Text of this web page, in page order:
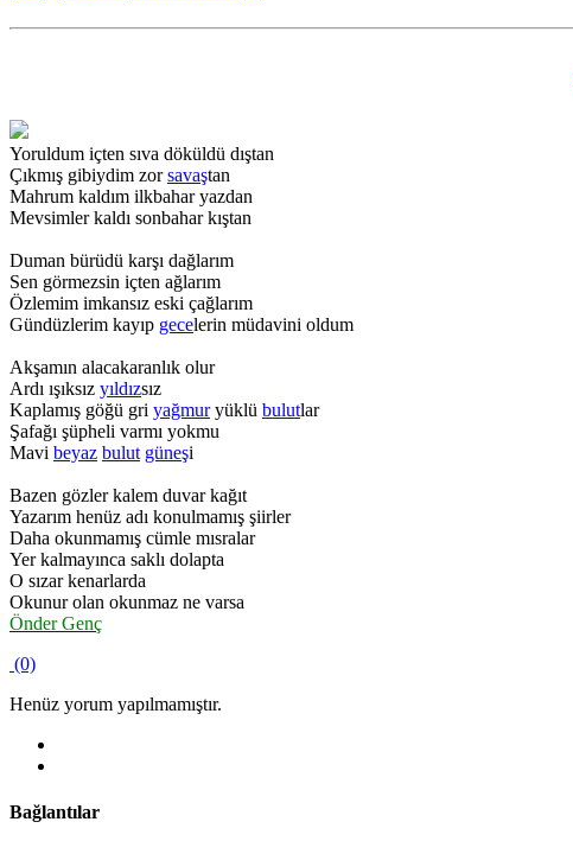
Yoruldum içten sıva döküldü dıştan
Çıkmış gibiydim zorsavaştan
Mahrum kaldım ilkbahar yazdan
Mevsimler kaldı sonbahar kıştan
Duman bürüdü karşı dağlarım
Sen görmezsin içten ağlarım
Özlemim imkansız eski çağlarım
Gündüzlerim kayıp gecelerin müdavini oldum
Akşamın alacakaranlık olur
Ardı ışıksız yıldızsız
Kaplamış göğü gri yağmuryüklü bulutlar
Şafağı şüpheli varmı yokmu
Mavi beyaz bulut güneşi
Bazen gözler kalem duvar kağıt
Yazarım henüz adı konulmamış şiirler
Daha okunmamış cümle mısralar
Yer kalmayınca saklı dolapta
O sızar kenarlarda
Okunur olan okunmaz ne varsa
Önder Genç
(0)
Henüz yorum yapılmamıştır.
Bağlantılar